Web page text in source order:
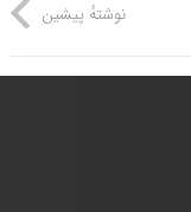
نوشتهٔ پیشین